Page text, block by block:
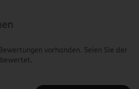
vorhanden. Seien Sie der